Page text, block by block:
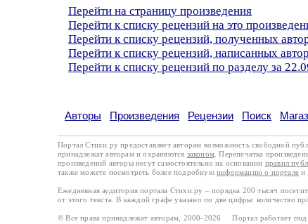
Перейти на страницу произведения
Перейти к списку рецензий на это
Перейти к списку рецензий, полученных
Перейти к списку рецензий, написанных
Перейти к списку рецензий по разделу за
Авторы Произведения Рецензии Поиск
Портал Стихи.ру предоставляет авторам возможность свободной
принадлежат авторам и охраняются законом . Перепечатка
произведений авторы несут самостоятельно на основании правил
также можете посмотреть более подробную информацию о портале и
Ежедневная аудитория портала Стихи.ру – порядка 200 тысяч
от этого текста. В каждой графе указано по две цифры: количество
© Все права принадлежат авторам, 2000-2026 Портал работает под